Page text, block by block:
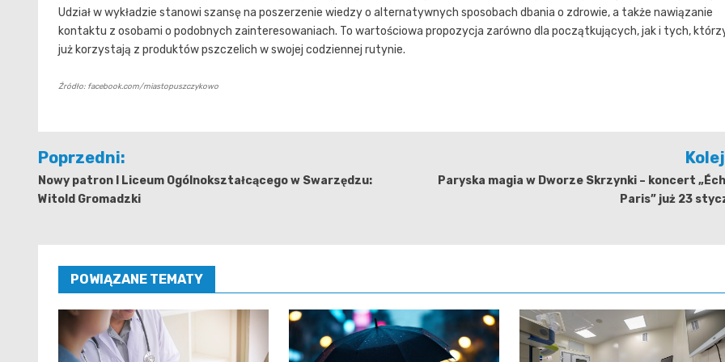
Udział w wykładzie stanowi szansę na poszerzenie wiedzy o alternatywnych sposobach dbania o zdrowie, a także nawiązanie
kontaktu z osobami o podobnych zainteresowaniach. To wartościowa propozycja zarówno dla początkujących, jak i tych,
już korzystają z produktów pszczelich w swojej codziennej rutynie.
Źródło: facebook.com/miastopuszczykowo
Nawigacja
wpisu
Poprzedni:
Nowy patron I Liceum Ogólnokształcącego w Swarzędzu:
Witold Gromadzki
Paryska magia w Dworze Skrzynki – koncert
Paris” już 23
POWIĄZANE TEMATY